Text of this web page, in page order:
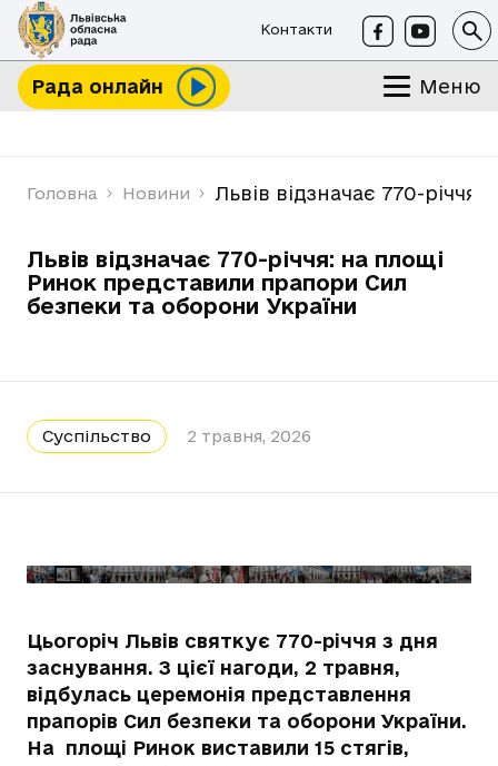
Контакти
Рада онлайн Меню
Головна Новини Львів відзначає 770-
Львів відзначає 770-річчя: на площі
Ринок представили прапори Сил
безпеки та оборони України
Суспільство 2 травня, 2026
Цьогоріч Львів святкує 770-річчя з дня
заснування. З цієї нагоди, 2 травня,
відбулась церемонія представлення
прапорів Сил безпеки та оборони України.
На
площі Ринок виставили 15 стягів,